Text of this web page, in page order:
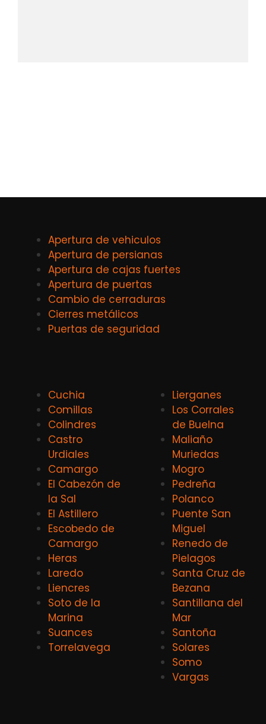
Apertura de vehiculos
Apertura de persianas
Apertura de cajas fuertes
Apertura de puertas
Cambio de cerraduras
Cierres metálicos
Puertas de seguridad
Cuchia
Comillas
Colindres
Castro
Urdiales
Camargo
El Cabezón de
la Sal
El Astillero
Escobedo de
Camargo
Heras
Laredo
Liencres
Soto de la
Marina
Suances
Torrelavega
Lierganes
Los Corrales
de Buelna
Maliaño
Muriedas
Mogro
Pedreña
Polanco
Puente San
Miguel
Renedo de
Pielagos
Santa Cruz de
Bezana
Santillana del
Mar
Santoña
Solares
Somo
Vargas